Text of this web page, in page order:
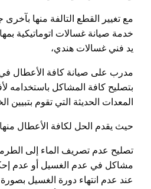
مع تغيير القطع التالفة منها
خدمة صيانة غسالات اتوماتيكية
يد فني غسالات هندي،
مدرب على صيانة كافة الأعطال
بتصليح كافة المشاكل باستخدامه
المعدات الحديثة التي تقوم بتبيين
حيث يقدم الحل لكافة الأعطال
تصليح عدم تصريف الماء إلى
مشاكل في عدم الغسيل أو عدم
عند عدم انتهاء دورة الغسيل